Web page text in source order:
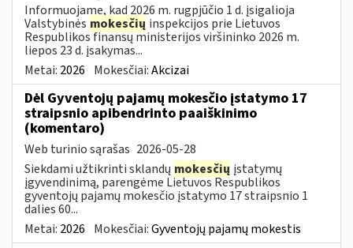
Informuojame, kad 2026 m. rugpjūčio 1 d. įsigalioja
Valstybinės mokesčių inspekcijos prie Lietuvos
Respublikos finansų ministerijos viršininko 2026 m.
liepos 23 d. įsakymas...
Metai: 2026 Mokesčiai:Akcizai
Dėl Gyventojų pajamų mokesčio įstatymo 17
straipsnio apibendrinto paaiškinimo
(komentaro)
Web turinio sąrašas 2026-05-28
Siekdami užtikrinti sklandų mokesčių įstatymų
įgyvendinimą, parengėme Lietuvos Respublikos
gyventojų pajamų mokesčio įstatymo 17 straipsnio 1
dalies 60...
Metai: 2026 Mokesčiai:Gyventojų pajamų mokestis